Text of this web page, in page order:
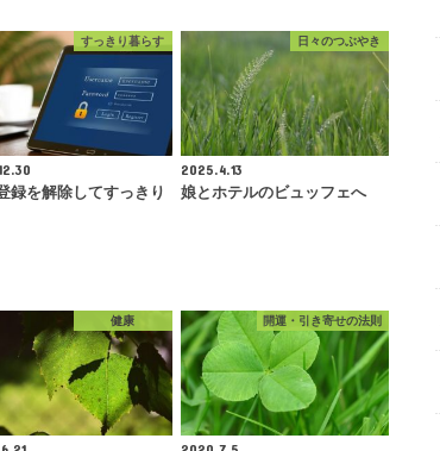
すっきり暮らす
録を解除してすっきり
日々のつぶやき
2025.4.13
娘とホテルのビュッフェへ
健康 開運・引き寄せの法則